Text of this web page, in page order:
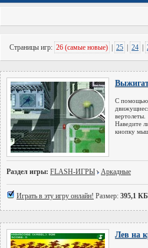
Страницы игр: 26 (самые новые) 25 24
С помощью
вертолеты.
Наведите
кнопку
Раздел игры: FLASH-ИГРЫ Аркадные
Играть в эту игру онлайн! Размер: 395,1 КБ
Лев на